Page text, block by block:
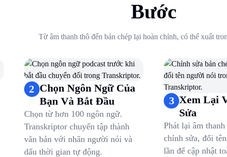
Bước
Từ âm thanh thô đến bản chép lại hoàn chỉnh, có thể xuất
2. Chọn Ngôn Ngữ Của Bạn Và Bắt Đầu
Xem Lại Và Chỉnh Sửa
4 . Xuất Hoặc Tóm Tắt
2 Chọn Ngôn Ngữ Của
Bạn Và Bắt Đầu
Chọn từ hơn 100 ngôn ngữ.
Transkriptor chuyển tập thành
văn bản với nhãn người nói và
dấu thời gian tự động.
3 Xem Lại
Sửa
Phát lại âm
chỉnh sửa, đổi
lần để cập nhật